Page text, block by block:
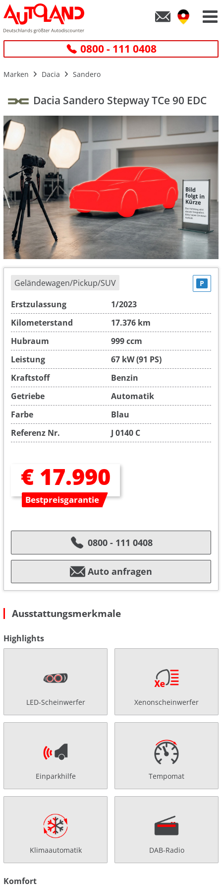
0800 - 111 0408
Marken Dacia Sandero
Dacia Sandero Stepway TCe 90 EDC
Geländewagen/Pickup/SUV P
Erstzulassung
1/2023
Kilometerstand
17.376 km
Hubraum
999 ccm
Leistung
67 kW (91 PS)
Kraftstoff
Benzin
Getriebe
Automatik
Farbe
Blau
Referenz Nr.
J 0140 C
€ 17.990
Bestpreisgarantie
0800 - 111 0408
Auto anfragen
Ausstattungsmerkmale
Highlights
LED-Scheinwerfer Xenonscheinwerfer
Einparkhilfe Tempomat
Klimaautomatik DAB-Radio
Komfort